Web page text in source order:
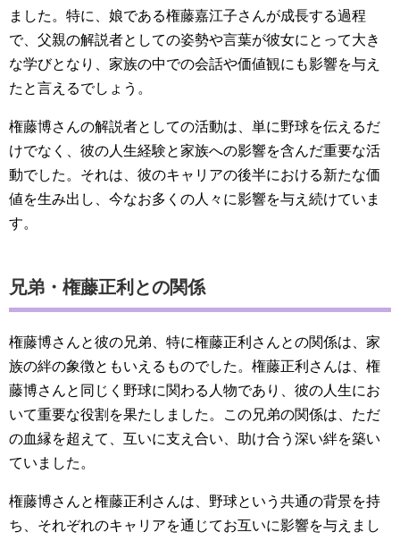
ました。特に、娘である権藤嘉江子さんが成長する過程
で、父親の解説者としての姿勢や言葉が彼女にとって大き
な学びとなり、家族の中での会話や価値観にも影響を与え
たと言えるでしょう。
権藤博さんの解説者としての活動は、単に野球を伝えるだ
けでなく、彼の人生経験と家族への影響を含んだ重要な活
動でした。それは、彼のキャリアの後半における新たな価
値を生み出し、今なお多くの人々に影響を与え続けていま
す。
兄弟・権藤正利との関係
権藤博さんと彼の兄弟、特に権藤正利さんとの関係は、家
族の絆の象徴ともいえるものでした。権藤正利さんは、権
藤博さんと同じく野球に関わる人物であり、彼の人生にお
いて重要な役割を果たしました。この兄弟の関係は、ただ
の血縁を超えて、互いに支え合い、助け合う深い絆を築い
ていました。
権藤博さんと権藤正利さんは、野球という共通の背景を持
ち、それぞれのキャリアを通じてお互いに影響を与えまし